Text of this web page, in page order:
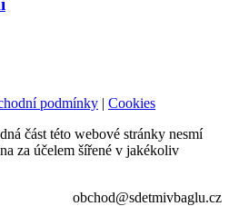
podmínky | Cookies
část této webové stránky nesmí
za účelem šířené v jakékoliv
obchod@sdetmivbaglu.cz